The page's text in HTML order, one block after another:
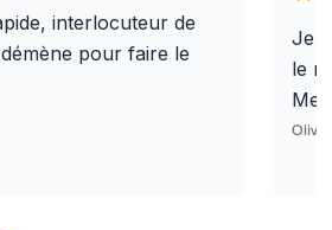
interlocuteur de
pour faire le
Je
le